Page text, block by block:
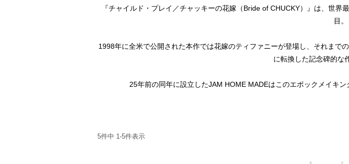
『チャイルド・プレイ／チャッキーの花嫁（Bride of CHUCKY）』は、世
目。
1998年に全米で公開された本作では花嫁のティファニーが登場し、それまで
に転換した記念碑的な
25年前の同年に設立したJAM HOME MADEはこのエポックメイキ
5件中 1-5件表示